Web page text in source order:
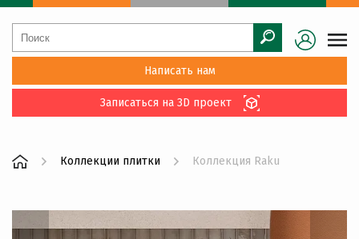
Написать нам
Записаться на 3D проект
Коллекции плитки Коллекция Raku